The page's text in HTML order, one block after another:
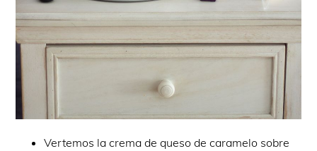
Vertemos la crema de queso de caramelo sobre